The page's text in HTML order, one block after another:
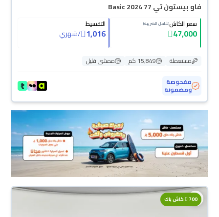
فاو بيستون تي 77 Basic 2024
سعر الكاش(شامل الضريبة)
47,000
التقسيط
1,016
/شهري
مستعملة 15,849 كم
ممشى قليل
مفحوصة
ومضمونة
700 كاش باك